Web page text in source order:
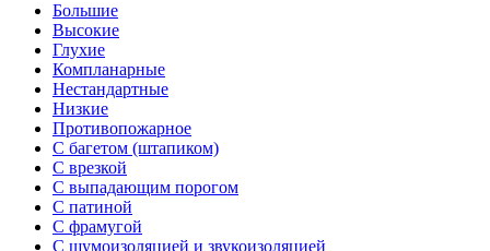
Большие
Высокие
Глухие
Компланарные
Нестандартные
Низкие
Противопожарное
С багетом (штапиком)
С врезкой
С выпадающим порогом
С патиной
С фрамугой
С шумоизоляцией и звукоизоляцией